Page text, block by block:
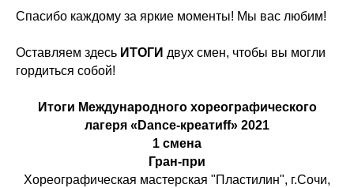
Спасибо каждому за яркие моменты! Мы вас любим!
Оставляем здесь ИТОГИ двух смен, чтобы вы могли
гордиться собой!
Итоги Международного хореографического
лагеря «Dance-креатиff» 2021
1 смена
Гран-при
Хореографическая мастерская "Пластилин", г.Сочи,